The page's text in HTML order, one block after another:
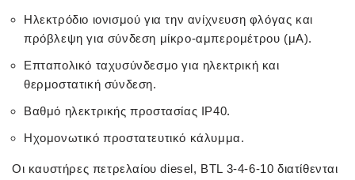
Ηλεκτρόδιο ιονισμού για την ανίχνευση φλόγας και
πρόβλεψη για σύνδεση μίκρο-αμπερομέτρου (μΑ).
Επταπολικό ταχυσύνδεσμο για ηλεκτρική και
θερμοστατική σύνδεση.
Βαθμό ηλεκτρικής προστασίας ΙΡ40.
Ηχομονωτικό προστατευτικό κάλυμμα.
Οι καυστήρες πετρελαίου diesel, BTL 3-4-6-10 διατίθενται